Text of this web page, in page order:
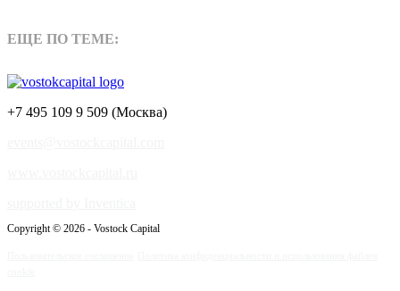
ЕЩЕ ПО ТЕМЕ:
+7 495 109 9 509 (Москва)
Copyright © 2026 - Vostock Capital